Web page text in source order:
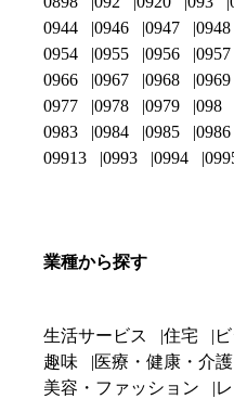
0944
0946 0947 0948
0954
0955 0956 0957
0966
0967 0968 0969
0977
0978 0979 098
0983
0984 0985 0986
09913
0993 0994
業種から探す
生活サービス 住宅
趣味
医療・健康・介護
美容・ファッション